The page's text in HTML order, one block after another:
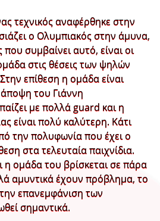
τεχνικός αναφέρθηκε στην
ο Ολυμπιακός στην άμυνα,
συμβαίνει αυτό, είναι οι
στις θέσεις των ψηλών
επίθεση η ομάδα είναι
του Γιάννη
με πολλά guard και η
είναι πολύ καλύτερη. Κάτι
την πολυφωνία που έχει ο
στα τελευταία παιχνίδια.
η ομάδα του βρίσκεται σε πάρα
αμυντικά έχουν πρόβλημα, το
επανεμφάνιση των
σημαντικά.